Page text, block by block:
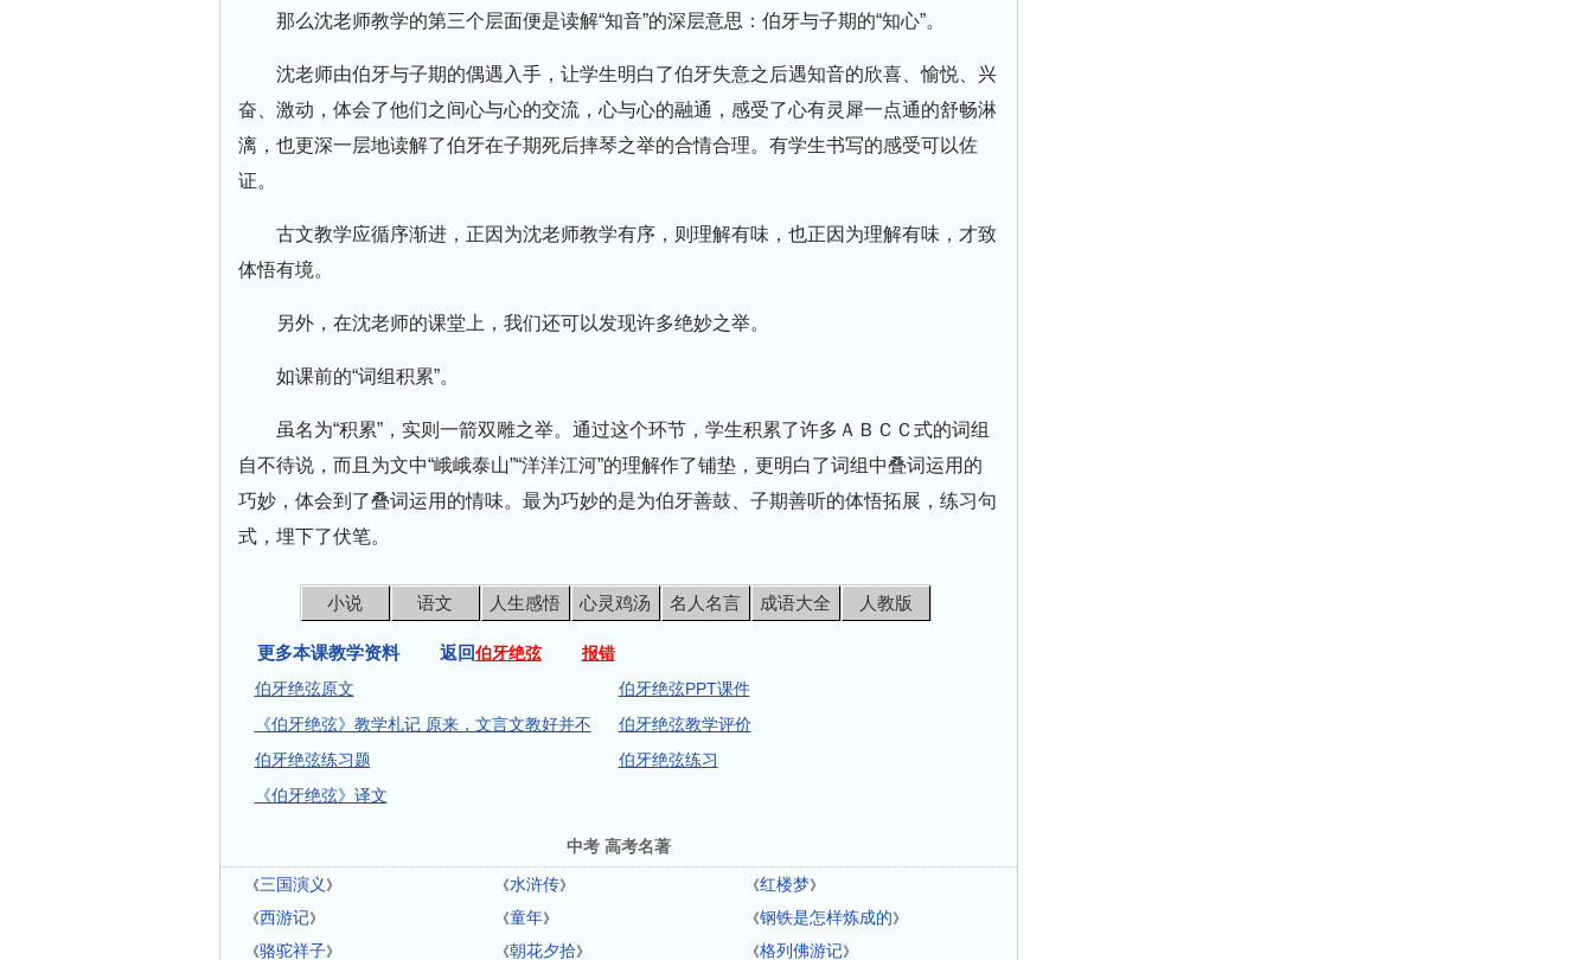
那么沈老师教学的第三个层面便是读解“知音”的深层意思：伯牙与子期的“知心”。
沈老师由伯牙与子期的偶遇入手，让学生明白了伯牙失意之后遇知音的欣喜、愉悦、兴
奋、激动，体会了他们之间心与心的交流，心与心的融通，感受了心有灵犀一点通的舒畅淋
漓，也更深一层地读解了伯牙在子期死后摔琴之举的合情合理。有学生书写的感受可以佐
证。
古文教学应循序渐进，正因为沈老师教学有序，则理解有味，也正因为理解有味，才致
体悟有境。
另外，在沈老师的课堂上，我们还可以发现许多绝妙之举。
如课前的“词组积累”。
虽名为“积累”，实则一箭双雕之举。通过这个环节，学生积累了许多ＡＢＣＣ式的词组
自不待说，而且为文中“峨峨泰山”“洋洋江河”的理解作了铺垫，更明白了词组中叠词运用的
巧妙，体会到了叠词运用的情味。最为巧妙的是为伯牙善鼓、子期善听的体悟拓展，练习句
式，埋下了伏笔。
小说 语文 人生感悟 心灵鸡汤 名人名言 成语大全 人教版
更多本课教学资料 返回伯牙绝弦
报错
伯牙绝弦原文
伯牙绝弦PPT课件
《伯牙绝弦》教学札记 原来，文言文教好并不
伯牙绝弦教学评价
伯牙绝弦练习题
伯牙绝弦练习
《伯牙绝弦》译文
中考 高考名著
《三国演义 》 《水浒传》 《红楼梦》
《西游记》 《童年》 《钢铁是怎样炼成的》
《骆驼祥子》 《朝花夕拾》 《格列佛游记》